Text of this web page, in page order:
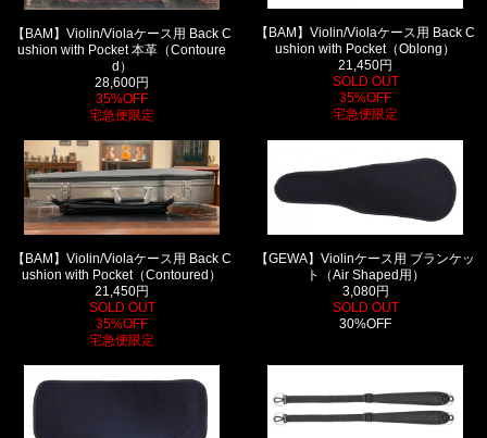
【BAM】Violin/Violaケース用 Back C
ushion with Pocket 本革（Contoure
d）
28,600円
35%OFF
宅急便限定
【BAM】Violin/Violaケース用 Back C
ushion with Pocket（Oblong）
21,450円
SOLD OUT
35%OFF
宅急便限定
【BAM】Violin/Violaケース用 Back C
ushion with Pocket（Contoured）
21,450円
SOLD OUT
35%OFF
宅急便限定
【GEWA】Violinケース用 ブランケッ
ト（Air Shaped用）
3,080円
SOLD OUT
30%OFF